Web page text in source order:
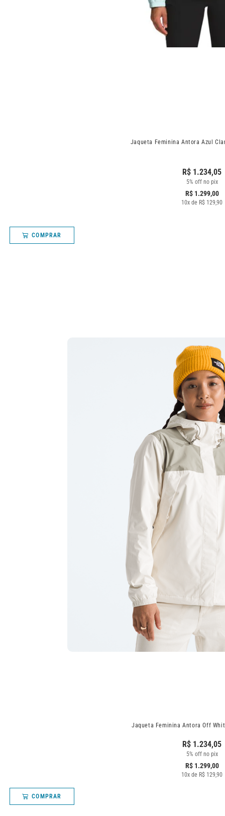
Jaqueta Feminina Antora Azul
R$ 1.234,05
5% off no pix
R$1.299,00
10x de R$ 129,90
COMPRAR
Jaqueta Feminina Antora Off
R$ 1.234,05
5% off no pix
R$1.299,00
10x de R$ 129,90
COMPRAR